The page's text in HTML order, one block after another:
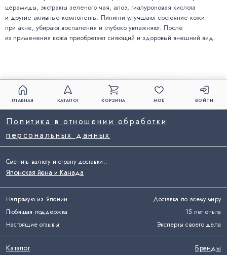
церамиды, экстракты зеленого чая, алоэ, гиалуроновая кислота
и другие активные компоненты. Пилинги улучшают состояние кожи
при акне, убирают воспаления и глубоко увлажняют. После
их применения кожа приобретает сияющий и здоровый внешний вид.
ГЛАВНАЯ КАТАЛОГ КОРЗИНА МОЁ ВОЙТИ
Напрямую из Японии
Доставка по всему миру
Любящая поддержка
15 лет опыта
Настоящие отзывы
Эксперты своего дела
Политика в отношении обработки
персональных данных
Каталог
Бренды
Сменить валюту и страну доставки::
Японская йена и Канада